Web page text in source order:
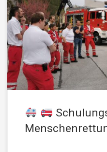
gemeinsamen Schulungs- und
Notärzten und Einsatzleitern
Mittelpunkt standen zwei
Menschenrettung nach
Drehleiter Der offene
Rettungsdienst stärkt nicht nur
Zusammenarbeit, sondern